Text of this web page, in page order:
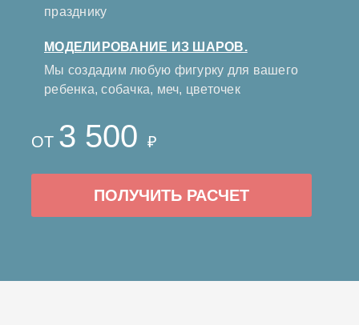
празднику
МОДЕЛИРОВАНИЕ ИЗ ШАРОВ.
Мы создадим любую фигурку для вашего
ребенка, собачка, меч, цветочек
ОТ 3 500 ₽
ПОЛУЧИТЬ РАСЧЕТ